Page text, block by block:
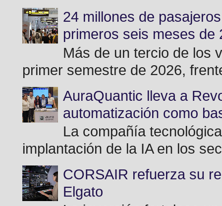
24 millones de
primeros seis meses de
Más de un tercio de los
primer semestre de 2026,
AuraQuantic lleva a
automatización como
La compañía
implantación de la IA en los
CORSAIR refuerza su
Elgato